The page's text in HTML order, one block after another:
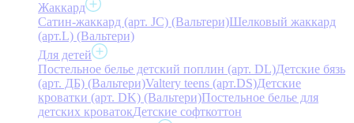
Жаккард
Сатин-жаккард (арт. JC) (Вальтери)Шелковый жаккард
(арт.L) (Вальтери)
Для детей
Постельное белье детский поплин (арт. DL)Детские бязь
(арт. ДБ) (Вальтери)Valtery teens (арт.DS)Детские
кроватки (арт. DK) (Вальтери)Постельное белье для
детских кроватокДетские софткоттон